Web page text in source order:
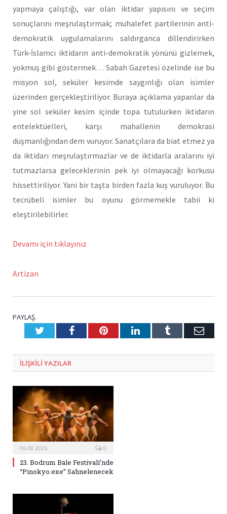
yapmaya çalıştığı, var olan iktidar yapısını ve seçim
sonuçlarını meşrulaştırmak; muhalefet partilerinin anti-
demokratik uygulamalarını saldırganca dillendirirken
Türk-İslamcı iktidarın anti-demokratik yönünü gizlemek,
yokmuş gibi göstermek… Sabah Gazetesi özelinde ise bu
misyon sol, seküler kesimde saygınlığı olan isimler
üzerinden gerçekleştiriliyor. Buraya açıklama yapanlar da
yine sol seküler kesim içinde topa tutulurken iktidarın
entelektüelleri, karşı mahallenin demokrasi
düşmanlığından dem vuruyor. Sanatçılara da biat etmez ya
da iktidarı meşrulaştırmazlar ve de iktidarla aralarını iyi
tutmazlarsa geleceklerinin pek iyi olmayacağı korkusu
hissettiriliyor. Yani bir taşta birden fazla kuş vuruluyor. Bu
tecrübeli isimler bu oyunu görmemekle tabii ki
eleştirilebilirler.
Devamı için tıklayınız
Artizan
PAYLAŞ.
TwitterFacebookPinterestLinkedInTumblr E-
ILIŞKILI YAZILAR
06.08.2026 0
23. Bodrum Bale Festivali’nde
“Pinokyo.exe” Sahnelenecek